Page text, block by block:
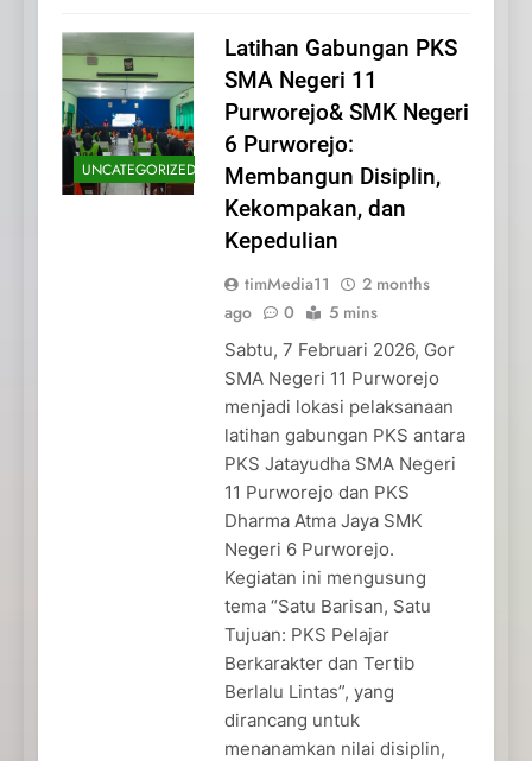
UNCATEGORIZED
Latihan Gabungan PKS
SMA Negeri 11
Purworejo& SMK Negeri
6 Purworejo:
Membangun Disiplin,
Kekompakan, dan
Kepedulian
timMedia11
2 months
ago
0 5 mins
Sabtu, 7 Februari 2026, Gor
SMA Negeri 11 Purworejo
menjadi lokasi pelaksanaan
latihan gabungan PKS antara
PKS Jatayudha SMA Negeri
11 Purworejo dan PKS
Dharma Atma Jaya SMK
Negeri 6 Purworejo.
Kegiatan ini mengusung
tema “Satu Barisan, Satu
Tujuan: PKS Pelajar
Berkarakter dan Tertib
Berlalu Lintas”, yang
dirancang untuk
menanamkan nilai disiplin,